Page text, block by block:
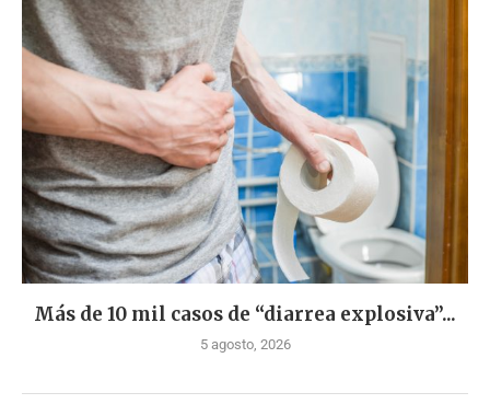
Más de 10 mil casos de “diarrea explosiva”...
5 agosto, 2026